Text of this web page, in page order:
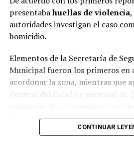
presentabahuellas de violencia,
autoridades investigan el caso
homicidio.
Elementos de la Secretaría de
Municipal fueron los primeros en
acordonar la zona, mientras que
General del Estado y personal de
levantamiento de evidencias.
CONTINUAR